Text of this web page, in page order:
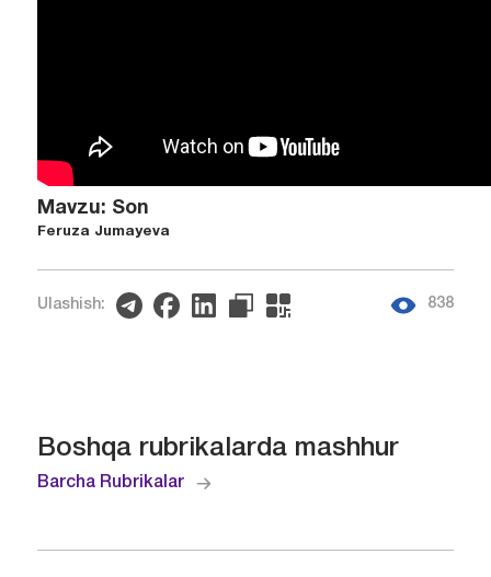
Mavzu: Son
Feruza Jumayeva
Ulashish: 838
Boshqa rubrikalarda mashhur
Barcha Rubrikalar